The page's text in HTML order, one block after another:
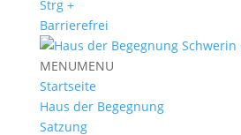
Strg +
Barrierefrei
MENUMENU
Startseite
Haus der Begegnung
Satzung